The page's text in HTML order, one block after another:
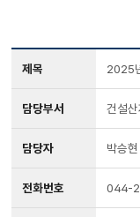
제목 2025
담당부서 건설
담당자 박승현
전화번호 044-